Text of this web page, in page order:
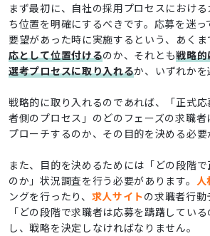
まず最初に、自社の採用プロセスにおけ
ち位置を明確にするべきです。応募を迷
要望があった時に実施するという、あくま
応として位置付けるのか、それとも戦略
選考プロセスに取り入れるか、いずれかを
戦略的に取り入れるのであれば、「正式
者側のプロセス」のどのフェーズの求職
プローチするのか、その目的を決める必要
また、目的を決めるためには「どの段階
のか」状況調査を行う必要があります。 人
ングを行ったり、 求人サイトの求職者行動
「どの段階で求職者は応募を躊躇してい
し、戦略を決定しなければなりません。